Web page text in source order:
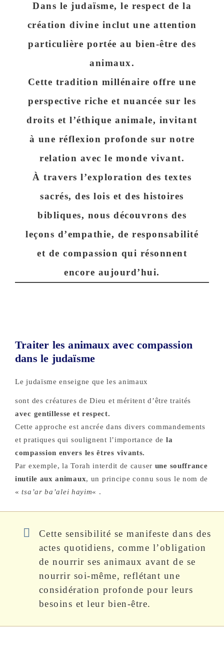
Dans le judaïsme, le respect de la
création divine inclut une attention
particulière portée au bien-être des
animaux.
Cette tradition millénaire offre une
perspective riche et nuancée sur les
droits et l’éthique animale, invitant
à une réflexion profonde sur notre
relation avec le monde vivant.
À travers l’exploration des textes
sacrés, des lois et des histoires
bibliques, nous découvrons des
leçons d’empathie, de responsabilité
et de compassion qui résonnent
encore aujourd’hui.
Traiter les animaux avec compassion
dans le judaïsme
Le judaïsme enseigne que les animaux
sont des créatures de Dieu et méritent d’être traités
avec gentillesse et respect.
Cette approche est ancrée dans divers commandements
et pratiques qui soulignent l’importance de la
compassion envers les êtres vivants.
Par exemple, la Torah interdit de causer une souffrance
inutile aux animaux, un principe connu sous le nom de
«tsa’ar ba’alei hayim« .
Cette sensibilité se manifeste dans des
actes quotidiens, comme l’obligation
de nourrir ses animaux avant de se
nourrir soi-même, reflétant une
considération profonde pour leurs
besoins et leur bien-être.